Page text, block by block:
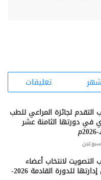
تعليقات
التقدم لجائزة المراعي للطب
في دورتها الثامنة عشر
التصويت لانتخاب أعضاء
مجلس إدارتها للدورة القادمة 2026-